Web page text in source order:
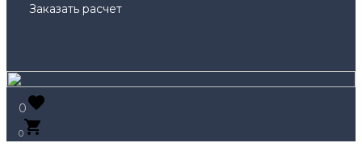
Заказать расчет
0
0